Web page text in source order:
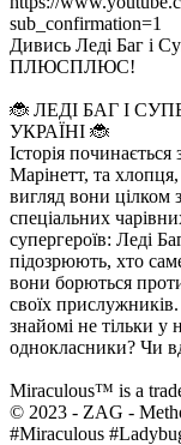
sub_confirmation=1
Дивись Леді Баг і
ПЛЮСПЛЮС!
🐞 ЛЕДІ БАГ І
УКРАЇНІ 🐞
Історія
Марінетт, та
вигляд вони цілком
спеціальних
супергероїв: Леді
підозрюють, хто
вони борються
своїх
знайомі не тільки у
однокласники? Чи
Miraculous™ is a
© 2023 - ZAG -
#Miraculous